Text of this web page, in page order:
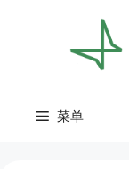
菜单